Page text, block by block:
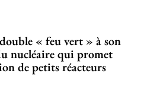
« feu vert » à son
nucléaire qui promet
de petits réacteurs